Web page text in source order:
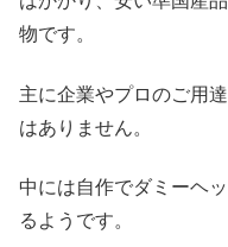
物です。
主に企業やプロのご用
はありません。
中には自作でダミーヘ
るようです。